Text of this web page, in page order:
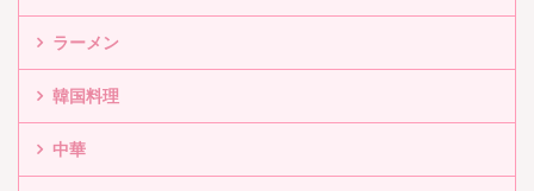
ラーメン
韓国料理
中華